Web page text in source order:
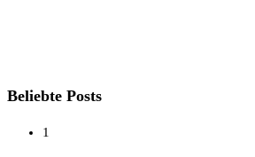
Beliebte Posts
1